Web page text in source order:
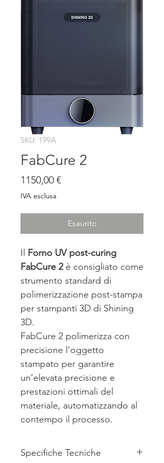
SKU: 199A
FabCure 2
1150,00 €Prezzo
IVA esclusa
Esaurito
Il Forno UV post-curing
FabCure 2 è consigliato come
strumento standard di
polimerizzazione post-stampa
per stampanti 3D di Shining
3D.
FabCure 2 polimerizza con
precisione l’oggetto
stampato per garantire
un’elevata precisione e
prestazioni ottimali del
materiale, automatizzando al
contempo il processo.
Specifiche Tecniche